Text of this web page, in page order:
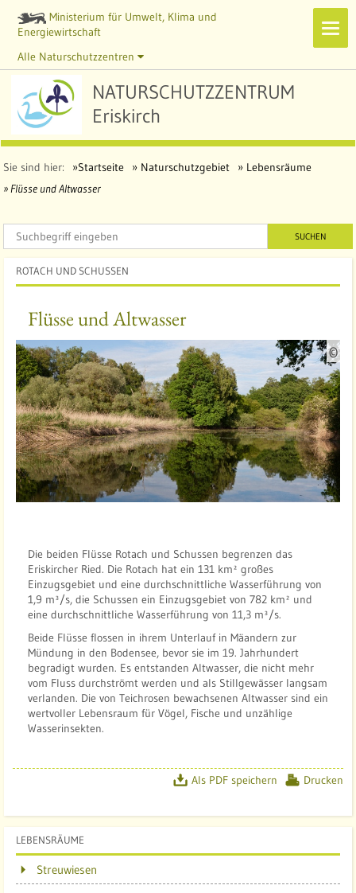
Ministerium für Umwelt, Klima und
Energiewirtschaft
Alle Naturschutzzentren
NATURSCHUTZZENTRUM
Eriskirch
Sie sind hier: Startseite Naturschutzgebiet
Lebensräume
Flüsse und Altwasser
SUCHEN
ROTACH UND SCHUSSEN
Flüsse und Altwasser
©Q
u
e
l
e
G
.
Die beiden Flüsse Rotach und Schussen begrenzen das
Eriskircher Ried. Die Rotach hat ein 131 km² großes
Einzugsgebiet und eine durchschnittliche Wasserführung von
1,9 m³/s, die Schussen ein Einzugsgebiet von 782 km² und
eine durchschnittliche Wasserführung von 11,3 m³/s.
Beide Flüsse flossen in ihrem Unterlauf in Mäandern zur
Mündung in den Bodensee, bevor sie im 19. Jahrhundert
begradigt wurden. Es entstanden Altwasser, die nicht mehr
vom Fluss durchströmt werden und als Stillgewässer langsam
verlanden. Die von Teichrosen bewachsenen Altwasser sind ein
wertvoller Lebensraum für Vögel, Fische und unzählige
Wasserinsekten.
Drucken
Als PDF speichern
LEBENSRÄUME
Streuwiesen